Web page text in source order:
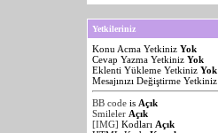
Yetkileriniz
Konu Acma Yetkiniz Yok
Cevap Yazma Yetkiniz Yok
Eklenti Yükleme Yetkiniz Yok
Mesajınızı Değiştirme Yetkiniz
BB code is Açık
Smileler Açık
[IMG] Kodları Açık